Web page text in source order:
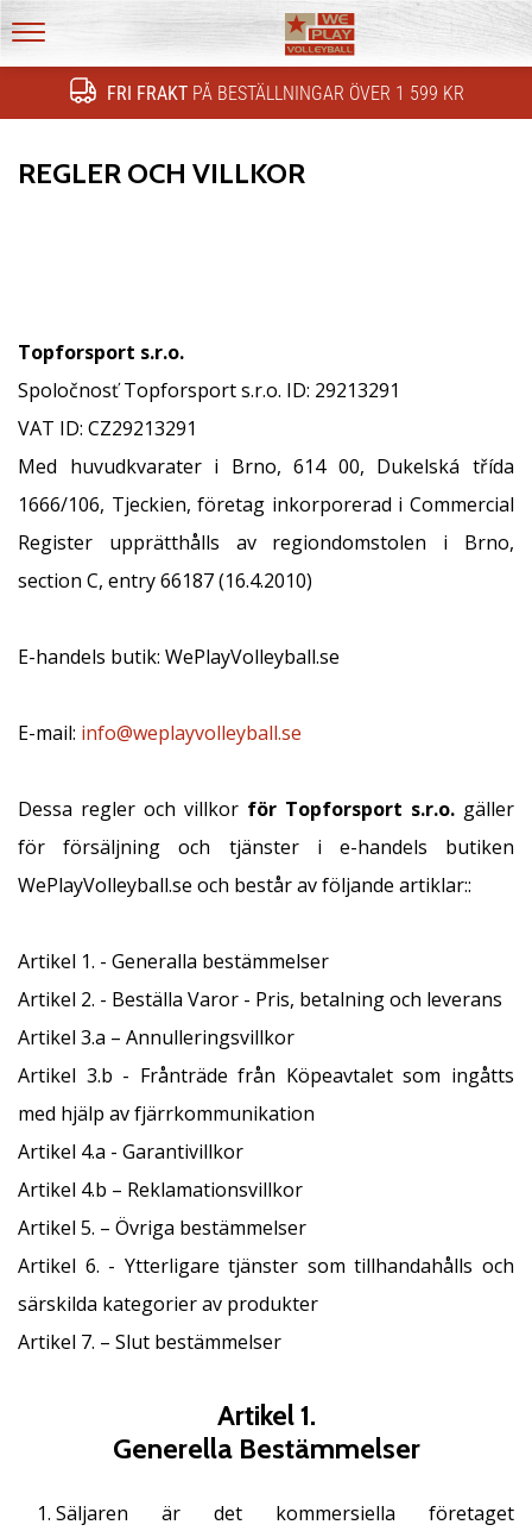
FRI FRAKTPÅ BESTÄLLNINGAR ÖVER 1 599 KR
WePlayVolleyball.se
de
tekniska
uppdateringarna
och
reda
11. 8. 2022
2 min. läsning
Blir
vår
nästa
ambassadör
Har
samma
passion
vi?
as
Brand
Ambassador.
11. 8. 2022
3 min. läsning
Weplayvolleyball
affiliate
program
Har
din
egen
blogg, en
Facebook-
eller
pengar.
REGLER OCH VILLKOR
Topforsport s.r.o.
Spoločnosť Topforsport s.r.o. ID: 29213291
VAT ID: CZ29213291
Med huvudkvarater i Brno, 614 00, Dukelská třída
1666/106, Tjeckien, företag inkorporerad i Commercial
Register upprätthålls av regiondomstolen i Brno,
section C, entry 66187 (16.4.2010)
E-handels butik: WePlayVolleyball.se
E-mail: info@weplayvolleyball.se
Dessa regler och villkor för Topforsport s.r.o. gäller
för försäljning och tjänster i e-handels butiken
WePlayVolleyball.se och består av följande artiklar::
Artikel 1. - Generalla bestämmelser
Artikel 2. - Beställa Varor - Pris, betalning och leverans
Artikel 3.a – Annulleringsvillkor
Artikel 3.b - Frånträde från Köpeavtalet som ingåtts
med hjälp av fjärrkommunikation
Artikel 4.a - Garantivillkor
Artikel 4.b – Reklamationsvillkor
Artikel 5. – Övriga bestämmelser
Artikel 6. - Ytterligare tjänster som tillhandahålls och
särskilda kategorier av produkter
Artikel 7. – Slut bestämmelser
Artikel 1.
Generella Bestämmelser
Säljaren är det kommersiella företaget